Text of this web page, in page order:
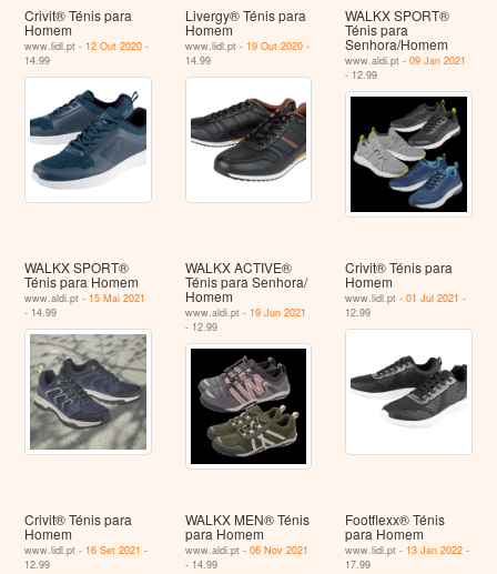
Crivit® Ténis para
Homem
www.lidl.pt - 12 Out 2020 -
14.99
Livergy® Ténis para
Homem
www.lidl.pt - 19 Out 2020-
14.99
WALKX SPORT®
Ténis para
Senhora/Homem
www.aldi.pt -09 Jan 2021
- 12.99
WALKX SPORT®
Ténis para Homem
www.aldi.pt - 15 Mai 2021
- 14.99
WALKX ACTIVE®
Ténis para Senhora/
Homem
www.aldi.pt - 19 Jun 2021
- 12.99
Crivit® Ténis para
Homem
www.lidl.pt -01 Jul 2021 -
12.99
Crivit® Ténis para
Homem
www.lidl.pt - 16 Set 2021 -
12.99
WALKX MEN® Ténis
para Homem
www.aldi.pt - 06 Nov 2021
- 14.99
Footflexx® Ténis
para Homem
www.lidl.pt - 13 Jan 2022 -
17.99